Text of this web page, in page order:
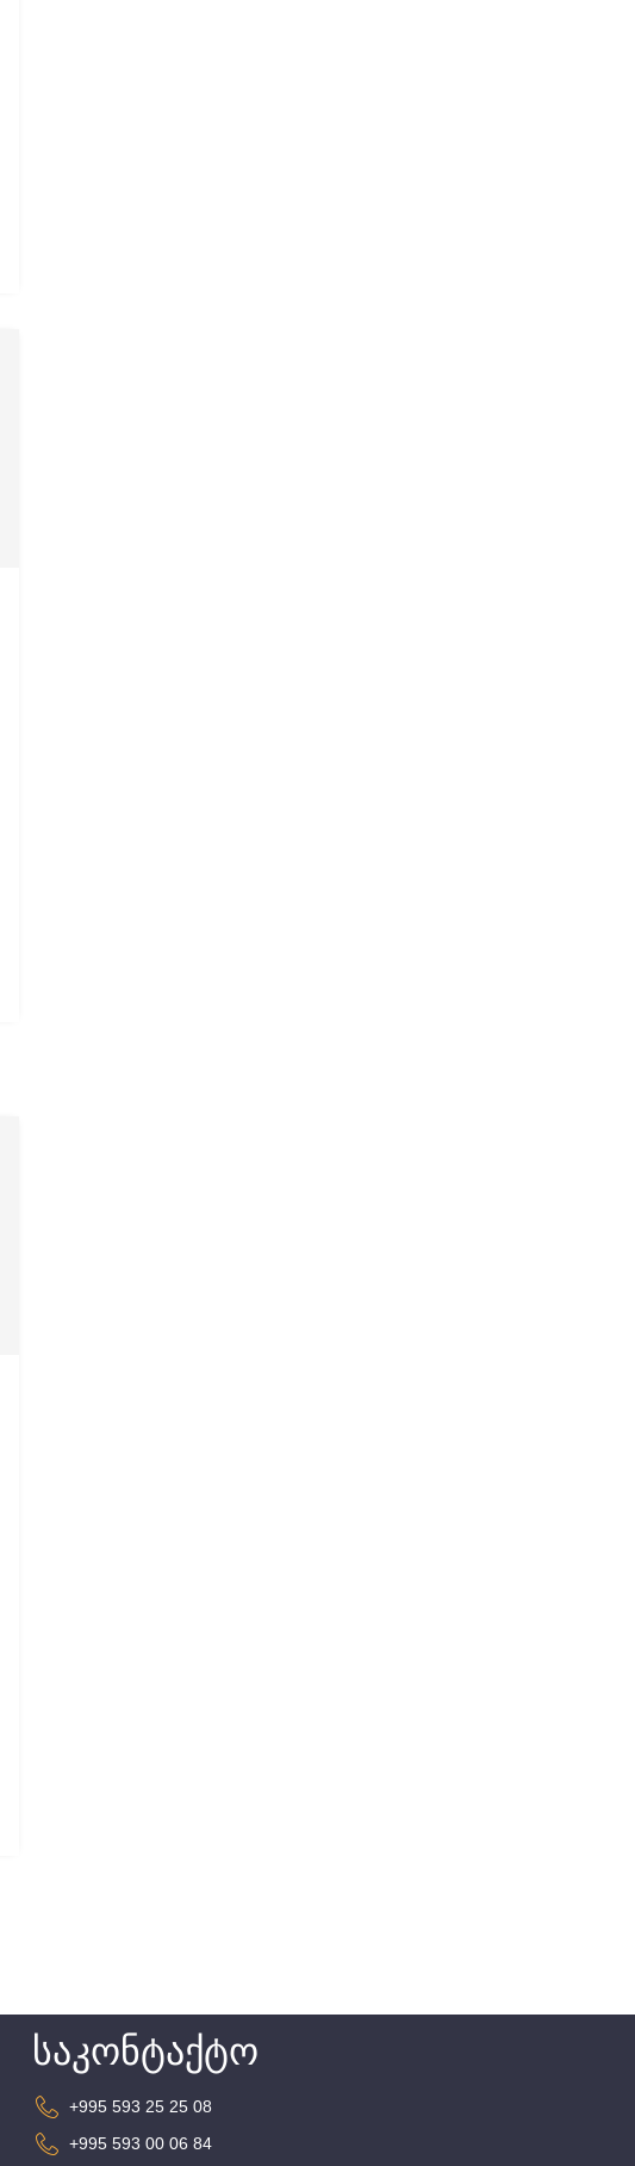
საკონტაქტო
+995 593 25 25 08
+995 593 00 06 84